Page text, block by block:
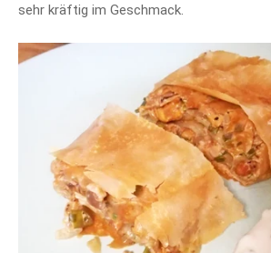
sehr kräftig im Geschmack.